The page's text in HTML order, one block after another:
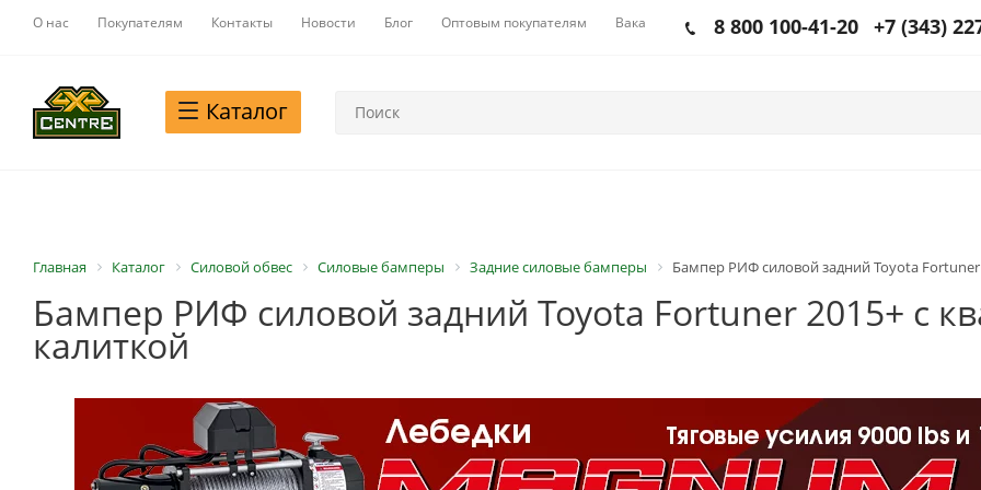
О нас Покупателям Контакты Новости Блог Оптовым покупателям Вакансии 8 800 100-41-20 +7 (343)
Каталог
Главная Каталог Силовой обвес Силовые бамперы Задние силовые бамперы Бампер РИФ силовой задний Toyota
Бампер РИФ силовой задний Toyota Fortuner 2015+ c
калиткой